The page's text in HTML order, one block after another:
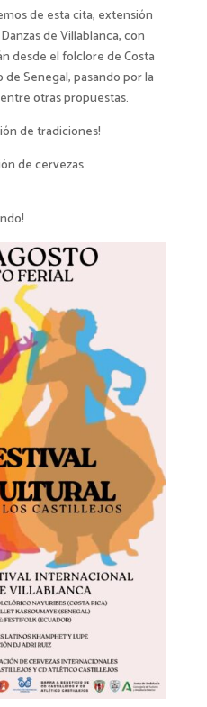
de esta cita, extensión
de Villablanca, con
desde el folclore de Costa
Senegal, pasando por la
otras propuestas.
de tradiciones!
de cervezas